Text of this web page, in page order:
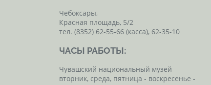
Чебоксары,
Красная площадь, 5/2
тел. (8352) 62-55-66 (касса), 62-35-10
ЧАСЫ РАБОТЫ:
Чувашский национальный музей
вторник, среда, пятница - воскресенье -